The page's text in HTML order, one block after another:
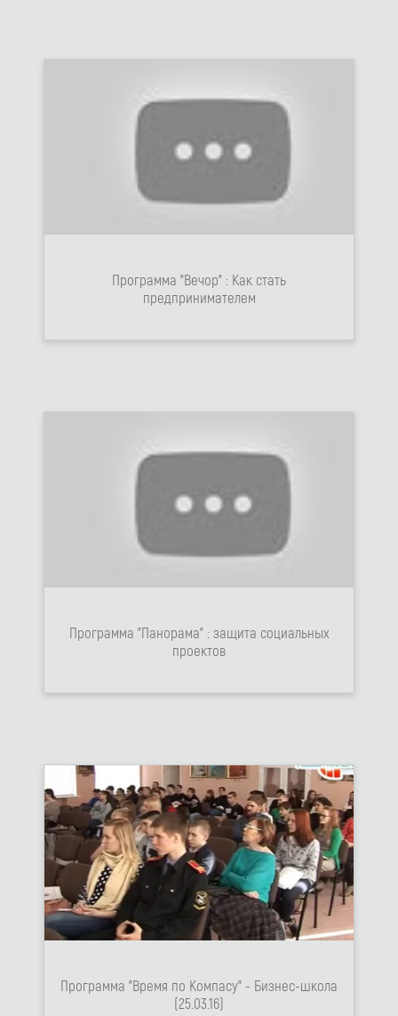
Программа "Вечор" : Как стать
предпринимателем
Программа "Панорама" : защита социальных
проектов
Программа "Время по Компасу" - Бизнес-школа
(25.03.16)